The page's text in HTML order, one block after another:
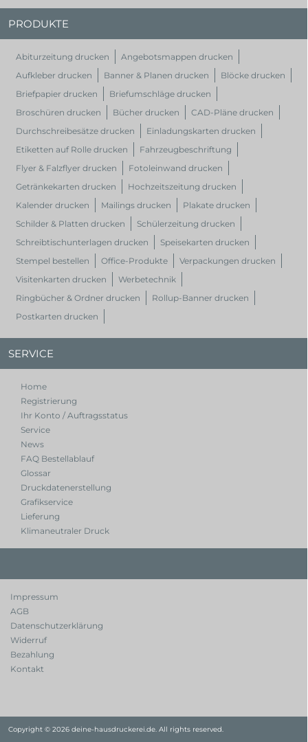
PRODUKTE
Abiturzeitung drucken
Angebotsmappen drucken
Aufkleber drucken
Banner & Planen drucken
Blöcke drucken
Briefpapier drucken
Briefumschläge drucken
Broschüren drucken
Bücher drucken
CAD-Pläne drucken
Durchschreibesätze drucken
Einladungskarten drucken
Etiketten auf Rolle drucken
Fahrzeugbeschriftung
Flyer & Falzflyer drucken
Fotoleinwand drucken
Getränkekarten drucken
Hochzeitszeitung drucken
Kalender drucken
Mailings drucken
Plakate drucken
Schilder & Platten drucken
Schülerzeitung drucken
Schreibtischunterlagen drucken
Speisekarten drucken
Stempel bestellen
Office-Produkte
Verpackungen drucken
Visitenkarten drucken
Werbetechnik
Ringbücher & Ordner drucken
Rollup-Banner drucken
Postkarten drucken
SERVICE
Home
Registrierung
Ihr Konto / Auftragsstatus
Service
News
FAQ Bestellablauf
Glossar
Druckdatenerstellung
Grafikservice
Lieferung
Klimaneutraler Druck
Impressum
AGB
Datenschutzerklärung
Widerruf
Bezahlung
Kontakt
Copyright © 2026 deine-hausdruckerei.de. All rights reserved.